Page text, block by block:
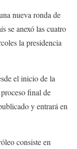
nueva ronda de
se anexó las cuatro
la presidencia
el inicio de la
final de
y entrará en
consiste en